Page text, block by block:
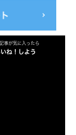
事が気に入ったら
いね！しよう